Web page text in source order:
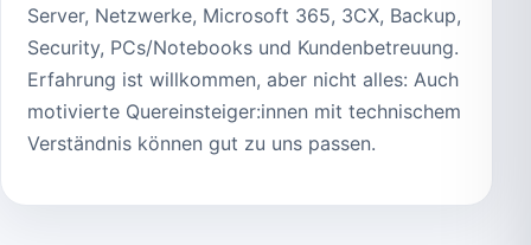
Server, Netzwerke, Microsoft 365, 3CX, Backup,
Security, PCs/Notebooks und Kundenbetreuung.
Erfahrung ist willkommen, aber nicht alles: Auch
motivierte Quereinsteiger:innen mit technischem
Verständnis können gut zu uns passen.